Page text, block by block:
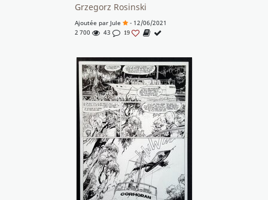
Grzegorz Rosinski
Ajoutée par Jule
- 12/06/2021
2 700
43 19